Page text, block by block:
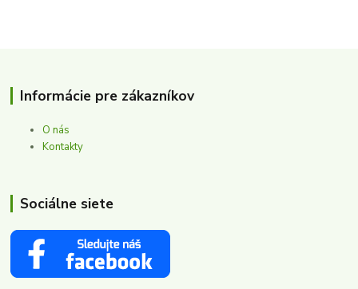
Informácie pre zákazníkov
O nás
Kontakty
Sociálne siete